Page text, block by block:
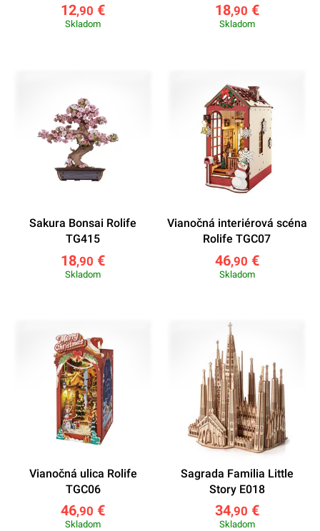
12,90 €
Skladom
18,90 €
Skladom
Sakura Bonsai Rolife
TG415
18,90 €
Skladom
Vianočná interiérová scéna
Rolife TGC07
46,90 €
Skladom
Vianočná ulica Rolife
TGC06
46,90 €
Skladom
Sagrada Familia Little
Story E018
34,90 €
Skladom